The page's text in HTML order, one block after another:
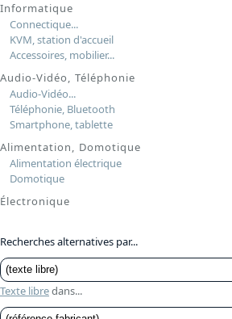
Informatique
Connectique...
KVM, station d'accueil
Accessoires, mobilier...
Audio-Vidéo, Téléphonie
Audio-Vidéo...
Téléphonie, Bluetooth
Smartphone, tablette
Alimentation, Domotique
Alimentation électrique
Domotique
Électronique
Recherches alternatives par...
Texte libredans...